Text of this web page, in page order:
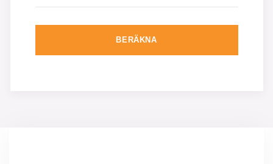
BERÄKNA